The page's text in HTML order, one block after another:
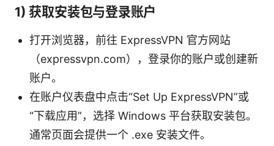
1) 获取安装包与登录账户
打开浏览器，前往 ExpressVPN 官方网站
（expressvpn.com），登录你的账户或创建新
账户。
在账户仪表盘中点击“Set Up ExpressVPN”或
“下载应用”，选择 Windows 平台获取安装包。
通常页面会提供一个 .exe 安装文件。